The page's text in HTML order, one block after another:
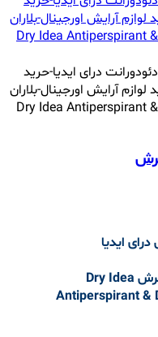
ایدیا
مام درای ایدیا ژله ای مدل پاودر فرش Dry Idea
Antiperspirant &